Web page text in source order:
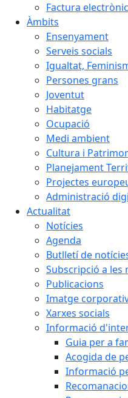
Factura
Àmbits
Ensenyament
Serveis socials
Igualtat,
Persones grans
Joventut
Habitatge
Ocupació
Medi ambient
Cultura i
Planejament
Projectes
Administració
Actualitat
Notícies
Agenda
Butlletí de
Subscripció a les
Publicacions
Imatge
Xarxes socials
Informació
Guia per a
Acogida de
Informació